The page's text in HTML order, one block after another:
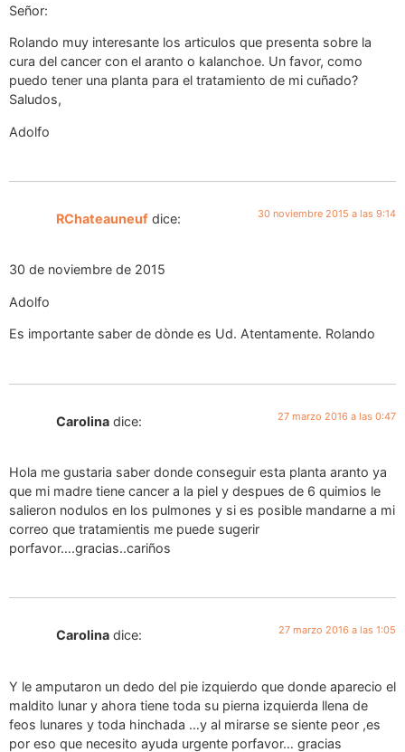
Señor:
Rolando muy interesante los articulos que presenta sobre la
cura del cancer con el aranto o kalanchoe. Un favor, como
puedo tener una planta para el tratamiento de mi cuñado?
Saludos,
Adolfo
RChateauneuf dice: 30 noviembre 2015 a las 9:14
30 de noviembre de 2015
Adolfo
Es importante saber de dònde es Ud. Atentamente. Rolando
Carolina dice: 27 marzo 2016 a las 0:47
Hola me gustaria saber donde conseguir esta planta aranto ya
que mi madre tiene cancer a la piel y despues de 6 quimios le
salieron nodulos en los pulmones y si es posible mandarne a mi
correo que tratamientis me puede sugerir
porfavor….gracias..cariños
Carolina dice: 27 marzo 2016 a las 1:05
Y le amputaron un dedo del pie izquierdo que donde aparecio el
maldito lunar y ahora tiene toda su pierna izquierda llena de
feos lunares y toda hinchada …y al mirarse se siente peor ,es
por eso que necesito ayuda urgente porfavor… gracias